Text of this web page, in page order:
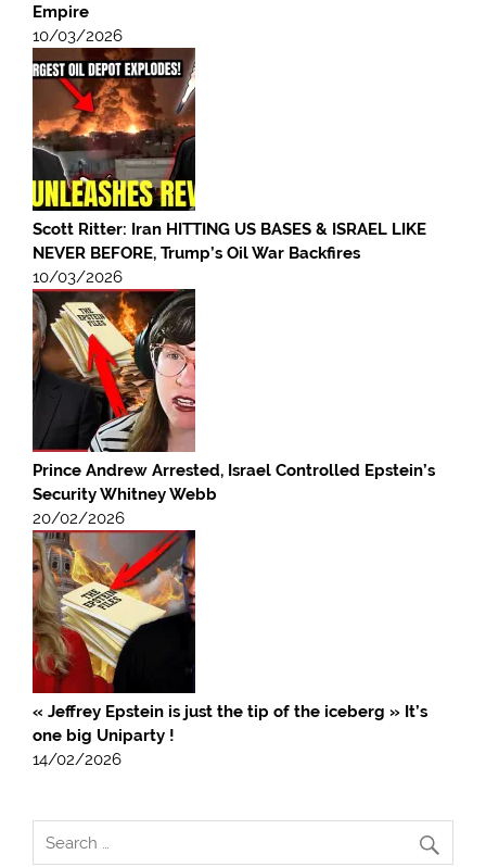
Empire
10/03/2026
Scott Ritter: Iran HITTING US BASES & ISRAEL LIKE
NEVER BEFORE, Trump’s Oil War Backfires
10/03/2026
Prince Andrew Arrested, Israel Controlled Epstein’s
Security Whitney Webb
20/02/2026
« Jeffrey Epstein is just the tip of the iceberg » It’s
one big Uniparty !
14/02/2026